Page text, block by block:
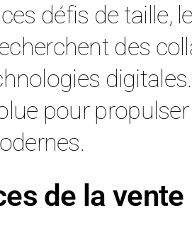
défis de taille,
des
pour
de la